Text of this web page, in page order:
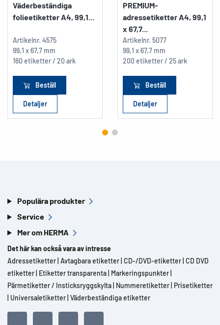
Väderbeständiga
folieetiketter A4, 99,1...
Artikelnr. 4575
99,1 x 67,7 mm
160 etiketter / 20 ark
Beställ
Detaljer
PREMIUM-
adressetiketter A4, 99,1
x 67,7...
Artikelnr. 5077
99,1 x 67,7 mm
200 etiketter / 25 ark
Beställ
Detaljer
Populära produkter
Service
Mer om HERMA
Det här kan också vara av intresse
Adressetiketter Avtagbara etiketter CD-/DVD-etiketter CD DVD
etiketter Etiketter transparenta Markeringspunkter
Pärmetiketter / Insticksryggskylta Nummeretiketter Prisetiketter
Universaletiketter Väderbeständiga etiketter